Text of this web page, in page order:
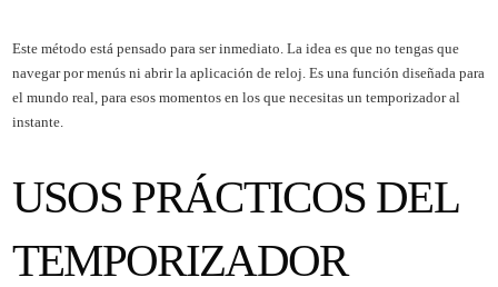
Este método está pensado para ser inmediato. La idea es que no tengas que
navegar por menús ni abrir la aplicación de reloj. Es una función diseñada para
el mundo real, para esos momentos en los que necesitas un temporizador al
instante.
USOS PRÁCTICOS DEL
TEMPORIZADOR